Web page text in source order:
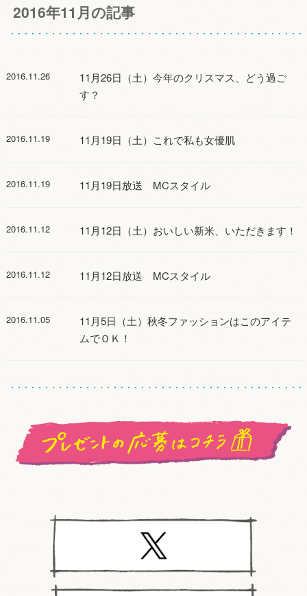
2016年11月の記事
2016.11.26
11月26日（土）今年のクリスマス、どう過ご
す？
2016.11.19 11月19日（土）これで私も女優肌
2016.11.19 11月19日放送 MCスタイル
2016.11.12 11月12日（土）おいしい新米、いただきます！
2016.11.12 11月12日放送 MCスタイル
2016.11.05
11月5日（土）秋冬ファッションはこのアイテ
ムでＯＫ！